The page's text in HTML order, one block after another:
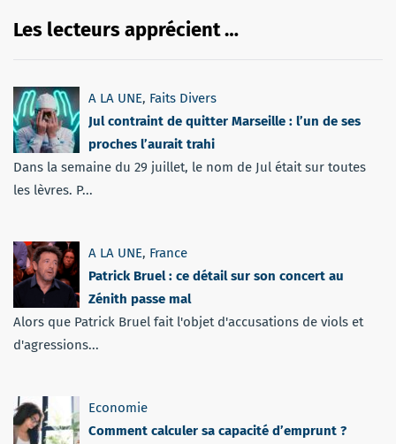
Les lecteurs apprécient …
A LA UNE, Faits Divers
Jul contraint de quitter Marseille : l’un de ses
proches l’aurait trahi
Dans la semaine du 29 juillet, le nom de Jul était sur toutes
les lèvres. P...
A LA UNE, France
Patrick Bruel : ce détail sur son concert au
Zénith passe mal
Alors que Patrick Bruel fait l'objet d'accusations de viols et
d'agressions...
Economie
Comment calculer sa capacité d’emprunt ?